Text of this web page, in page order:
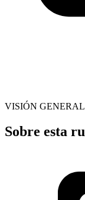
VISIÓN GENERAL
Sobre esta